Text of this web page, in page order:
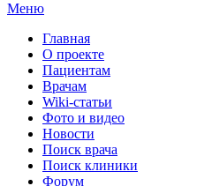
Меню
Главная
О проекте
Пациентам
Врачам
Wiki-статьи
Фото и видео
Новости
Поиск врача
Поиск клиники
Форум